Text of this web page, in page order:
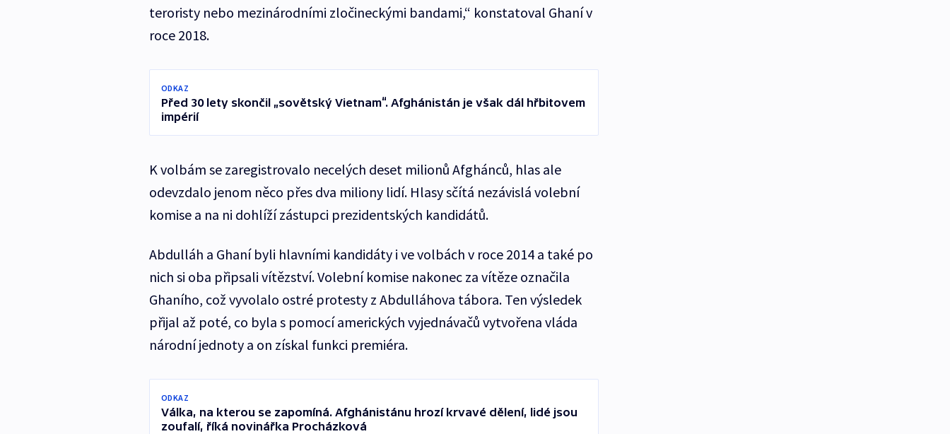
teroristy nebo mezinárodními zločineckými bandami,“ konstatoval Ghaní v
roce 2018.
ODKAZ
Před 30 lety skončil „sovětský Vietnam“. Afghánistán je však dál hřbitovem
impérií
K volbám se zaregistrovalo necelých deset milionů Afghánců, hlas ale
odevzdalo jenom něco přes dva miliony lidí. Hlasy sčítá nezávislá volební
komise a na ni dohlíží zástupci prezidentských kandidátů.
Abdulláh a Ghaní byli hlavními kandidáty i ve volbách v roce 2014 a také po
nich si oba připsali vítězství. Volební komise nakonec za vítěze označila
Ghaního, což vyvolalo ostré protesty z Abdulláhova tábora. Ten výsledek
přijal až poté, co byla s pomocí amerických vyjednávačů vytvořena vláda
národní jednoty a on získal funkci premiéra.
ODKAZ
Válka, na kterou se zapomíná. Afghánistánu hrozí krvavé dělení, lidé jsou
zoufalí, říká novinářka Procházková